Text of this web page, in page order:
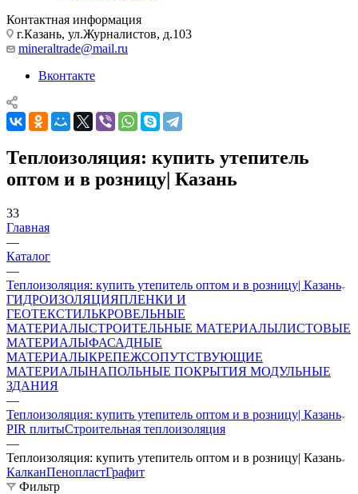
Контактная информация
г.Казань, ул.Журналистов, д.103
mineraltrade@mail.ru
Вконтакте
Теплоизоляция: купить утепитель
оптом и в розницу| Казань
33
Главная
—
Каталог
—
Теплоизоляция: купить утепитель оптом и в розницу| Казань
ГИДРОИЗОЛЯЦИЯПЛЕНКИ И
ГЕОТЕКСТИЛЬКРОВЕЛЬНЫЕ
МАТЕРИАЛЫСТРОИТЕЛЬНЫЕ МАТЕРИАЛЫЛИСТОВЫЕ
МАТЕРИАЛЫФАСАДНЫЕ
МАТЕРИАЛЫКРЕПЕЖСОПУТСТВУЮЩИЕ
МАТЕРИАЛЫНАПОЛЬНЫЕ ПОКРЫТИЯ МОДУЛЬНЫЕ
ЗДАНИЯ
—
Теплоизоляция: купить утепитель оптом и в розницу| Казань
PIR плитыСтроительная теплоизоляция
—
Теплоизоляция: купить утепитель оптом и в розницу| Казань
КалканПенопластГрафит
Фильтр